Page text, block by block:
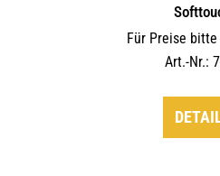
Für Preise
Art.-Nr.: